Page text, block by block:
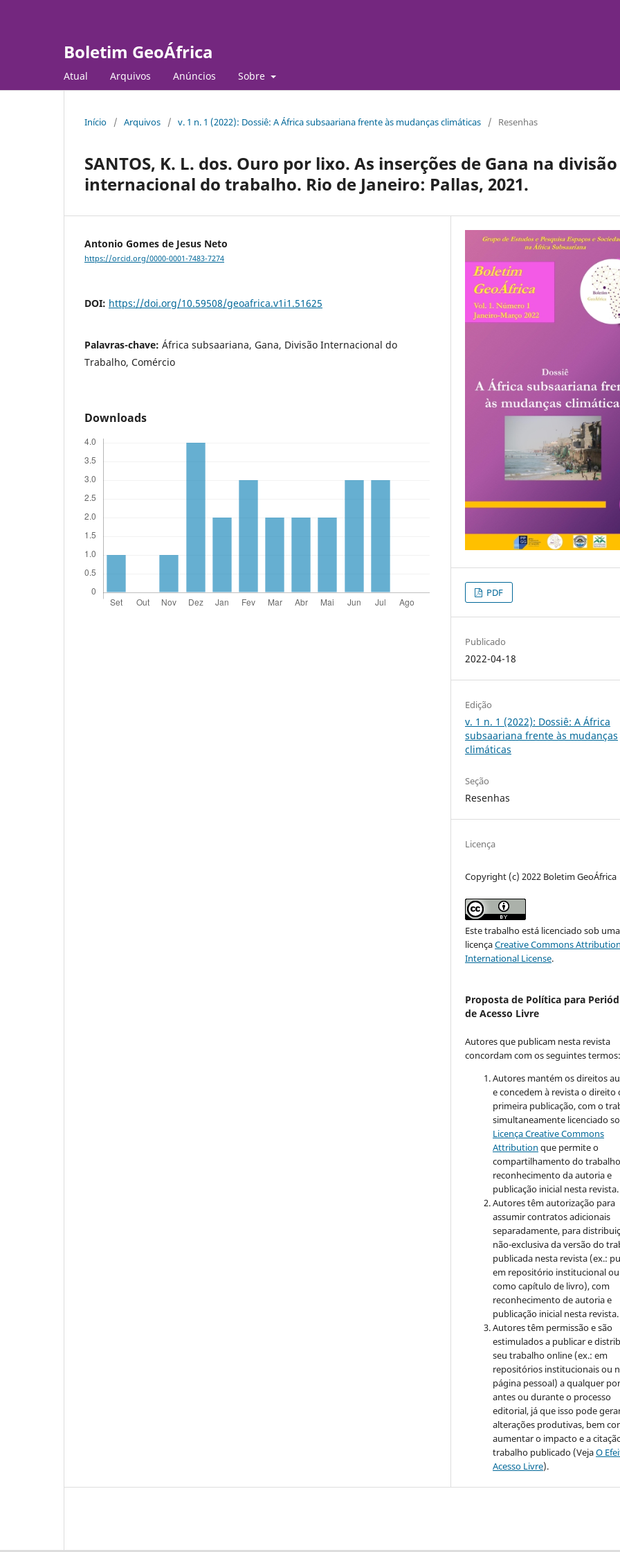
Boletim GeoÁfrica
Atual Arquivos Anúncios Sobre
Início / Arquivos / v. 1 n. 1 (2022): Dossiê: A África subsaariana frente às mudanças climáticas / Resenhas
SANTOS, K. L. dos. Ouro por lixo. As inserções de Gana na divisão
internacional do trabalho. Rio de Janeiro: Pallas, 2021.
Antonio Gomes de Jesus Neto
https://orcid.org/0000-0001-7483-7274
DOI: https://doi.org/10.59508/geoafrica.v1i1.51625
Palavras-chave: África subsaariana, Gana, Divisão Internacional do
Trabalho, Comércio
Downloads
PDF
Publicado
2022-04-18
Edição
v. 1 n. 1 (2022): Dossiê: A África
subsaariana frente às mudanças
climáticas
Seção
Resenhas
Licença
Copyright (c) 2022 Boletim GeoÁfrica
Este trabalho está licenciado sob uma
licençaCreative Commons
International License.
Proposta de Política para
de Acesso Livre
Autores que publicam nesta revista
concordam com os seguintes termos:
Autores mantém os direitos
e concedem à revista o direito
primeira publicação, com o
simultaneamente licenciado
Licença Creative Commons
Attribution que permite o
compartilhamento do
reconhecimento da autoria e
publicação inicial nesta revista.
Autores têm autorização para
assumir contratos adicionais
separadamente, para
não-exclusiva da versão do
publicada nesta revista (ex.:
em repositório institucional ou
como capítulo de livro), com
reconhecimento de autoria e
publicação inicial nesta revista.
Autores têm permissão e são
estimulados a publicar e
seu trabalho online (ex.: em
repositórios institucionais ou
página pessoal) a qualquer
antes ou durante o processo
editorial, já que isso pode
alterações produtivas, bem
aumentar o impacto e a
trabalho publicado (VejaO
Acesso Livre).